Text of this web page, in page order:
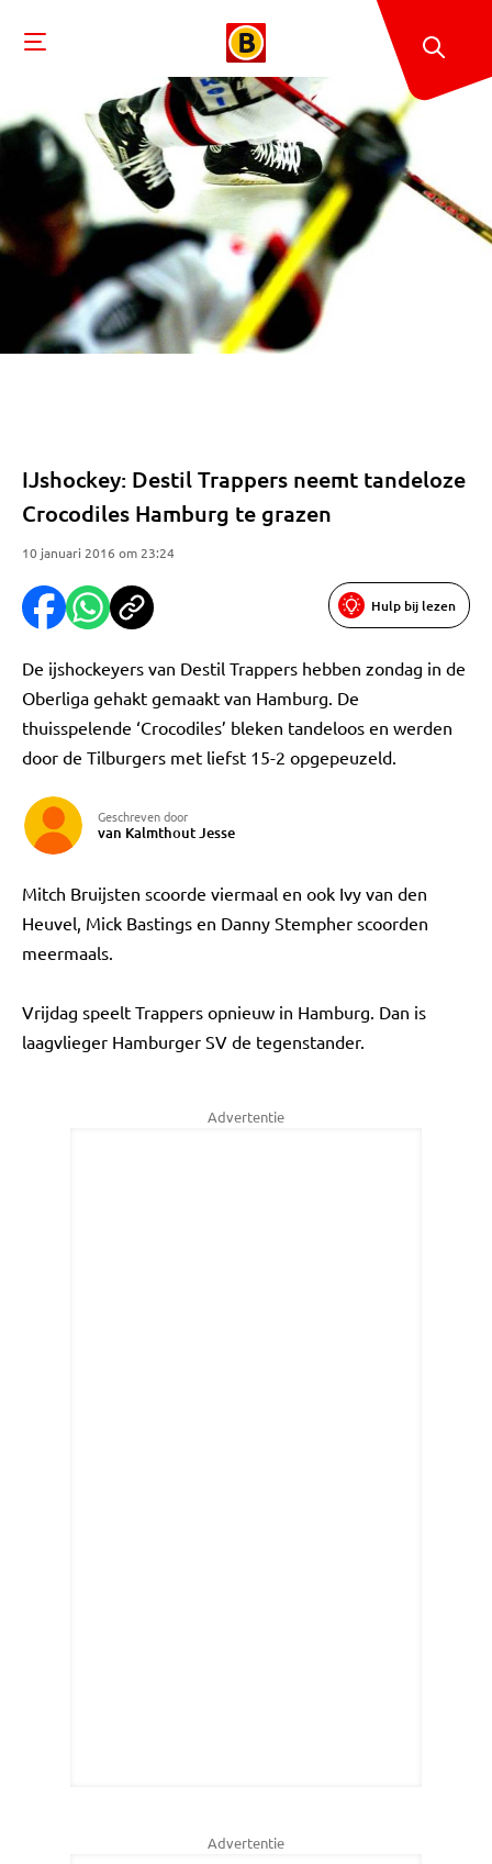
IJshockey: Destil Trappers neemt tandeloze
Crocodiles Hamburg te grazen
10 januari 2016 om 23:24
Hulp bij lezen
De ijshockeyers van Destil Trappers hebben zondag in de
Oberliga gehakt gemaakt van Hamburg. De
thuisspelende ‘Crocodiles’ bleken tandeloos en werden
door de Tilburgers met liefst 15-2 opgepeuzeld.
Geschreven door
van Kalmthout Jesse
Mitch Bruijsten scoorde viermaal en ook Ivy van den
Heuvel, Mick Bastings en Danny Stempher scoorden
meermaals.
Vrijdag speelt Trappers opnieuw in Hamburg. Dan is
laagvlieger Hamburger SV de tegenstander.
Advertentie
Advertentie